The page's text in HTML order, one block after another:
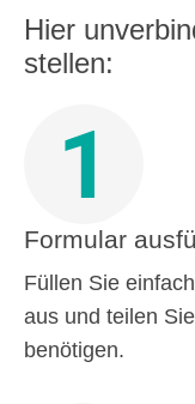
Hier
stellen:
1
Formular
Füllen Sie
aus und teilen
benötigen.